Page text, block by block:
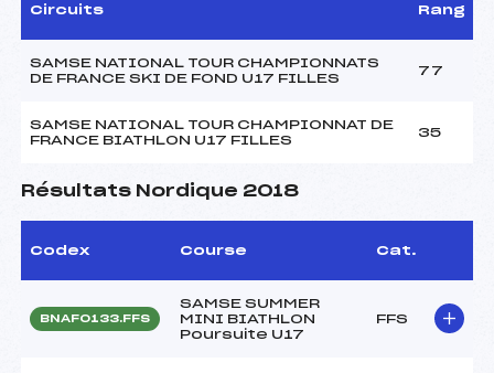
Circuits Rang
SAMSE NATIONAL TOUR CHAMPIONNATS
DE FRANCE SKI DE FOND U17 FILLES
77
SAMSE NATIONAL TOUR CHAMPIONNAT DE
FRANCE BIATHLON U17 FILLES
35
Résultats Nordique 2018
Codex Course Cat.
BNAF0133.FFS
SAMSE SUMMER
MINI BIATHLON
Poursuite U17
FFS